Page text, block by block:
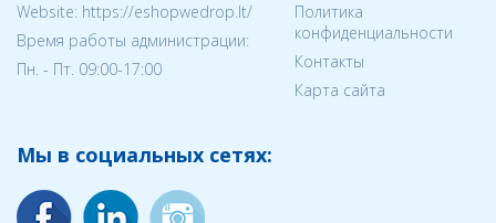
Website: https://eshopwedrop.lt/
Время работы администрации:
Пн. - Пт. 09:00-17:00
Политика
конфиденциальности
Контакты
Карта сайта
Мы в социальных сетях: